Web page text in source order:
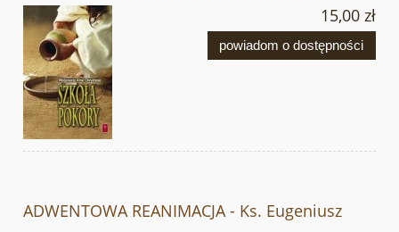
15,00 zł
powiadom o dostępności
ADWENTOWA REANIMACJA - Ks. Eugeniusz